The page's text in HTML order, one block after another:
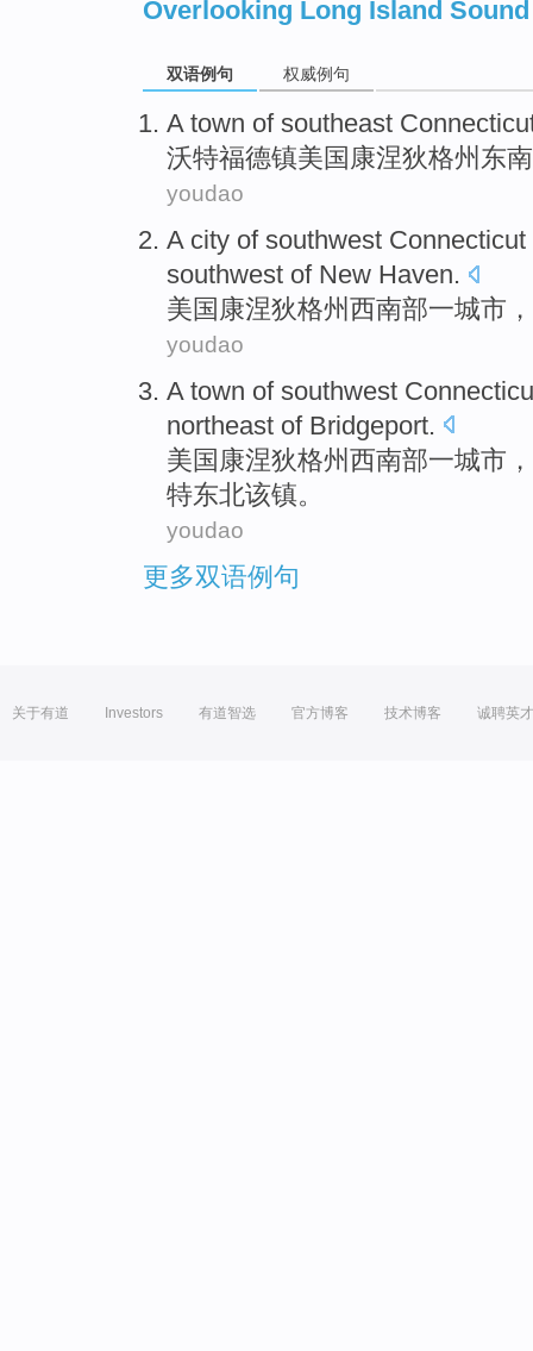
Overlooking Long Island Sound
双语例句 权威例句
A town of southeast
沃特福德镇美国 康涅狄格州 东南
youdao
A city of southwest Connecticut
southwest of New Haven.
美国 康涅狄格州 西南部一城市
youdao
A town of southwest
northeast of Bridgeport.
美国康涅狄格州 西南部一城市
特东北该镇。
youdao
更多双语例句
关于有道 Investors 有道智选 官方博客 技术博客 诚聘英才